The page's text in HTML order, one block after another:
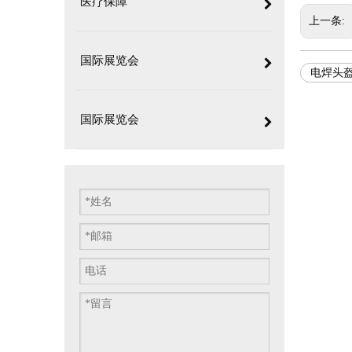
国际展览会
国际展览会
上一条:
电焊头